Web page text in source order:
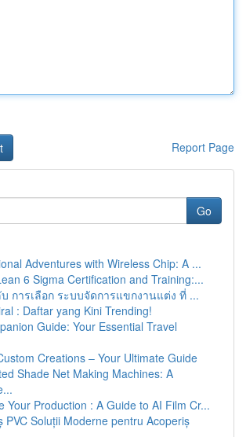
Report Page
Go
Adventures with Wireless Chip: A ...
6 Sigma Certification and Training:...
การเลือก ระบบจัดการแขกงานแต่ง ที่ ...
: Daftar yang Kini Trending!
Guide: Your Essential Travel
Creations – Your Ultimate Guide
Shade Net Making Machines: A
Your Production : A Guide to AI Film Cr...
PVC Soluții Moderne pentru Acoperiș